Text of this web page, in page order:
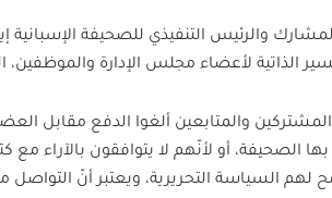
والرئيس التنفيذي للصحيفة الإسبانية
الذاتية لأعضاء مجلس الإدارة
والمتابعين ألغوا الدفع مقابل
الصحيفة، أو لأنّهم لا يتوافقون بالآراء
السياسة التحريرية، ويعتبر أنّ التواصل